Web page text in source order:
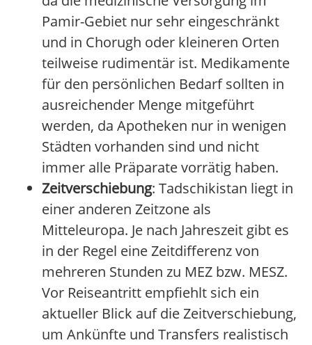
Pamir-Gebiet nur sehr eingeschränkt
und in Chorugh oder kleineren Orten
teilweise rudimentär ist. Medikamente
für den persönlichen Bedarf sollten in
ausreichender Menge mitgeführt
werden, da Apotheken nur in wenigen
Städten vorhanden sind und nicht
immer alle Präparate vorrätig haben.
Zeitverschiebung: Tadschikistan liegt in
einer anderen Zeitzone als
Mitteleuropa. Je nach Jahreszeit gibt es
in der Regel eine Zeitdifferenz von
mehreren Stunden zu MEZ bzw. MESZ.
Vor Reiseantritt empfiehlt sich ein
aktueller Blick auf die Zeitverschiebung,
um Ankünfte und Transfers realistisch